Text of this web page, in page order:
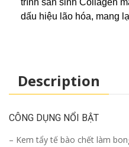
trình sản sinh Collagen
dấu hiệu lão hóa, mang
Description
CÔNG DỤNG NỔI BẬT
– Kem tẩy tế bào chết làm